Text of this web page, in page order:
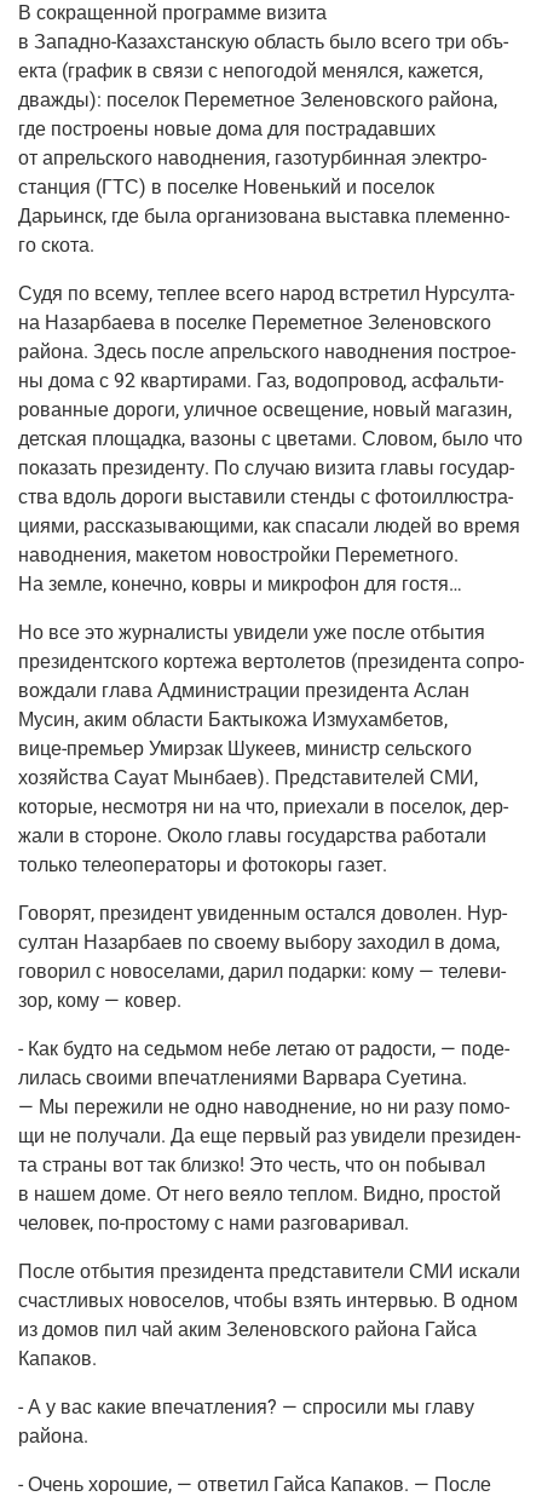
В сокра­щен­ной про­грам­ме визи­та
в Запад­но-Казах­стан­скую область было все­го три объ­
ек­та (гра­фик в свя­зи с непо­го­дой менял­ся, кажет­ся,
два­жды): посе­лок Пере­мет­ное Зеле­нов­ско­го рай­о­на,
где постро­е­ны новые дома для постра­дав­ших
от апрель­ско­го навод­не­ния, газо­тур­бин­ная элек­тро­
стан­ция (ГТС) в посел­ке Новень­кий и посе­лок
Дарьинск, где была орга­ни­зо­ва­на выстав­ка пле­мен­но­
го скота.
Судя по все­му, теп­лее все­го народ встре­тил Нур­сул­та­
на Назар­ба­е­ва в посел­ке Пере­мет­ное Зеле­нов­ско­го
рай­о­на. Здесь после апрель­ско­го навод­не­ния постро­е­
ны дома с 92 квар­ти­ра­ми. Газ, водо­про­вод, асфаль­ти­
ро­ван­ные доро­ги, улич­ное осве­ще­ние, новый мага­зин,
дет­ская пло­щад­ка, вазо­ны с цве­та­ми. Сло­вом, было что
пока­зать пре­зи­ден­ту. По слу­чаю визи­та гла­вы госу­дар­
ства вдоль доро­ги выста­ви­ли стен­ды с фото­ил­лю­стра­
ци­я­ми, рас­ска­зы­ва­ю­щи­ми, как спа­са­ли людей во вре­мя
навод­не­ния, маке­том новострой­ки Пере­мет­но­го.
На зем­ле, конеч­но, ков­ры и мик­ро­фон для гостя…
Но все это жур­на­ли­сты уви­де­ли уже после отбы­тия
пре­зи­дент­ско­го кор­те­жа вер­то­ле­тов (пре­зи­ден­та сопро­
вож­да­ли гла­ва Адми­ни­стра­ции пре­зи­ден­та Аслан
Мусин, аким обла­сти Бак­ты­ко­жа Изму­хам­бе­тов,
вице-пре­мьер Умир­зак Шуке­ев, министр сель­ско­го
хозяй­ства Сау­ат Мын­ба­ев). Пред­ста­ви­те­лей СМИ,
кото­рые, несмот­ря ни на что, при­е­ха­ли в посе­лок, дер­
жа­ли в сто­роне. Око­ло гла­вы госу­дар­ства рабо­та­ли
толь­ко теле­о­пе­ра­то­ры и фото­ко­ры газет.
Гово­рят, пре­зи­дент уви­ден­ным остал­ся дово­лен. Нур­
сул­тан Назар­ба­ев по сво­е­му выбо­ру захо­дил в дома,
гово­рил с ново­се­ла­ми, дарил подар­ки: кому — теле­ви­
зор, кому — ковер.
- Как буд­то на седь­мом небе летаю от радо­сти, — поде­
ли­лась сво­и­ми впе­чат­ле­ни­я­ми Вар­ва­ра Суе­ти­на.
— Мы пере­жи­ли не одно навод­не­ние, но ни разу помо­
щи не полу­ча­ли. Да еще пер­вый раз уви­де­ли пре­зи­ден­
та стра­ны вот так близ­ко! Это честь, что он побы­вал
в нашем доме. От него вея­ло теп­лом. Вид­но, про­стой
чело­век, по-про­сто­му с нами разговаривал.
После отбы­тия пре­зи­ден­та пред­ста­ви­те­ли СМИ иска­ли
счаст­ли­вых ново­се­лов, что­бы взять интер­вью. В одном
из домов пил чай аким Зеле­нов­ско­го рай­о­на Гай­са
Капаков.
- А у вас какие впе­чат­ле­ния? — спро­си­ли мы гла­ву
района.
- Очень хоро­шие, — отве­тил Гай­са Капа­ков. — После